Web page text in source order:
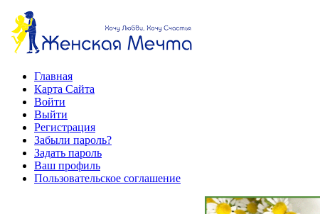
Главная
Карта Сайта
Войти
Выйти
Регистрация
Забыли пароль?
Задать пароль
Ваш профиль
Пользовательское соглашение